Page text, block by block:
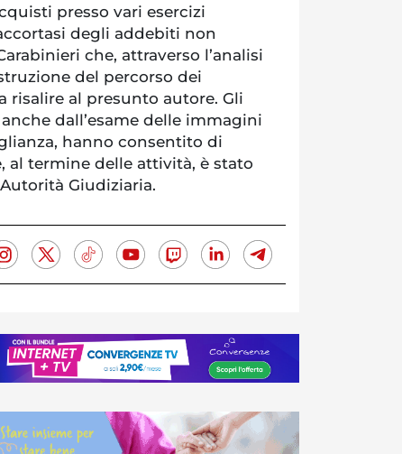
presso vari esercizi
degli addebiti non
che, attraverso l’analisi
del percorso dei
risalire al presunto autore. Gli
dall’esame delle immagini
hanno consentito di
al termine delle attività, è stato
Giudiziaria.